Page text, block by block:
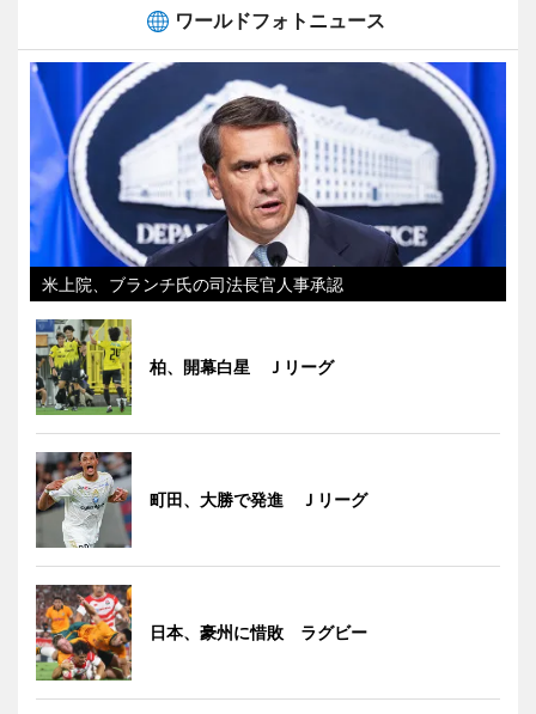
ワールドフォトニュース
米上院、ブランチ氏の司法長官人事承認
柏、開幕白星 Ｊリーグ
町田、大勝で発進 Ｊリーグ
日本、豪州に惜敗 ラグビー